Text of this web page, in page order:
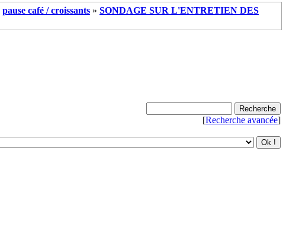
pause café / croissants » SONDAGE SUR L'ENTRETIEN DES
[Recherche avancée]